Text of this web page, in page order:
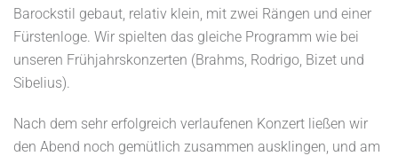
Barockstil gebaut, relativ klein, mit zwei Rängen und einer
Fürstenloge. Wir spielten das gleiche Programm wie bei
unseren Frühjahrskonzerten (Brahms, Rodrigo, Bizet und
Sibelius).
Nach dem sehr erfolgreich verlaufenen Konzert ließen wir
den Abend noch gemütlich zusammen ausklingen, und am